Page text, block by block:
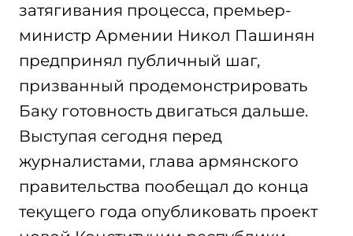
затягивания процесса, премьер-
министр Армении Никол Пашинян
предпринял публичный шаг,
призванный продемонстрировать
Баку готовность двигаться дальше.
Выступая сегодня перед
журналистами, глава армянского
правительства пообещал до конца
текущего года опубликовать проект